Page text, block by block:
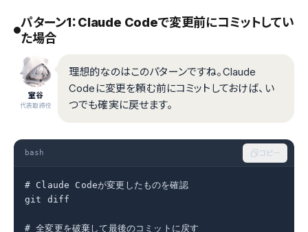
パターン1：Claude Codeで変更前にコミットしてい
た場合
室谷
代表取締役
理想的なのはこのパターンですね。Claude
Codeに変更を頼む前にコミットしておけば、い
つでも確実に戻せます。
bash コピー
# Claude Codeが変更したものを確認
git diff
# 全変更を破棄して最後のコミットに戻す